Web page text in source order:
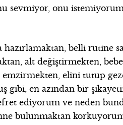
sevmiyor, onu
hazırlamaktan, belli rutine
alt değiştirmekten,
emzirmekten, elini tutup
gibi, en azından bir
ediyorum ve neden
bulunmaktan